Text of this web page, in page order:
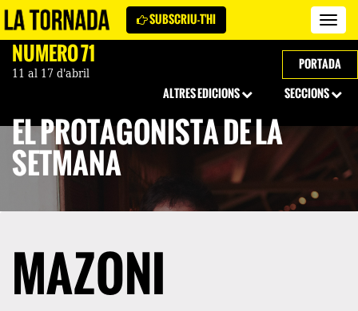
La
SUBSCRIU-T'HI
NÚMERO 71
11 al 17 d'abril
PORTADA
SECCIONS
ALTRES EDICIONS
EL PROTAGONISTA DE LA
SETMANA
MAZONI